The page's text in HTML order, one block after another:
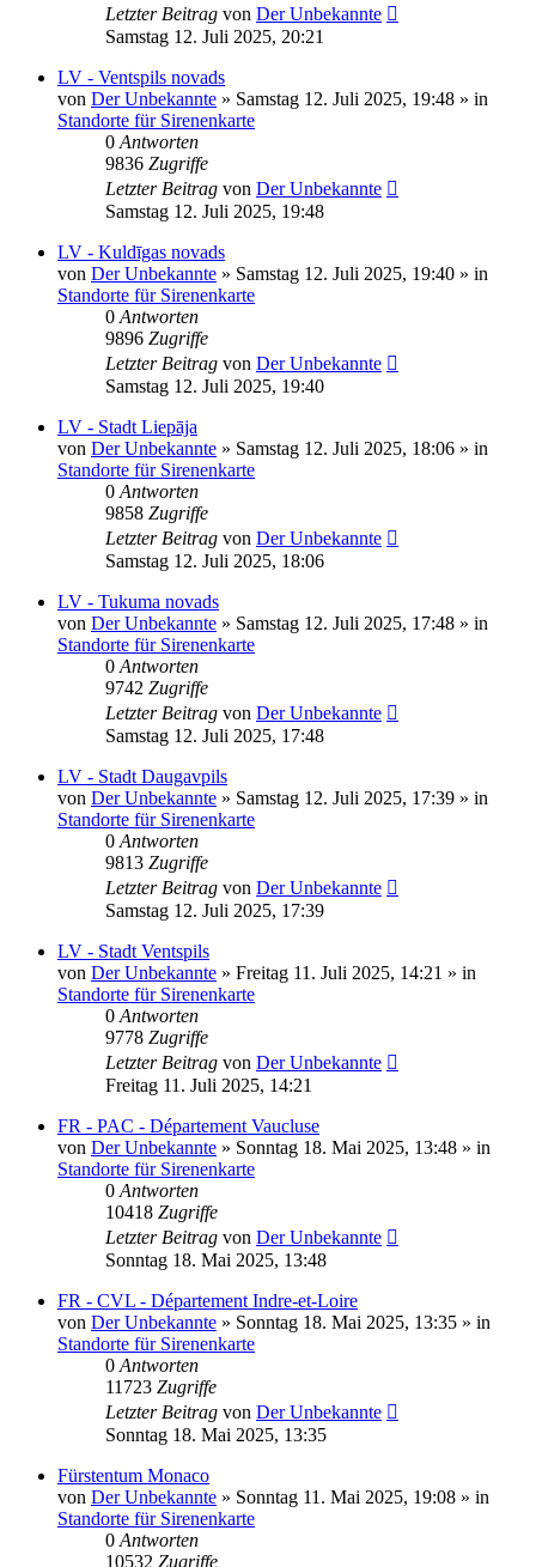
Letzter Beitrag von Der Unbekannte
Samstag 12. Juli 2025, 20:21
LV - Ventspils novads
von Der Unbekannte » Samstag 12. Juli 2025, 19:48 » in
Standorte für Sirenenkarte
0 Antworten
9836 Zugriffe
Letzter Beitrag von Der Unbekannte
Samstag 12. Juli 2025, 19:48
LV - Kuldīgas novads
von Der Unbekannte » Samstag 12. Juli 2025, 19:40 » in
Standorte für Sirenenkarte
0 Antworten
9896 Zugriffe
Letzter Beitrag von Der Unbekannte
Samstag 12. Juli 2025, 19:40
LV - Stadt Liepāja
von Der Unbekannte » Samstag 12. Juli 2025, 18:06 » in
Standorte für Sirenenkarte
0 Antworten
9858 Zugriffe
Letzter Beitrag von Der Unbekannte
Samstag 12. Juli 2025, 18:06
LV - Tukuma novads
von Der Unbekannte » Samstag 12. Juli 2025, 17:48 » in
Standorte für Sirenenkarte
0 Antworten
9742 Zugriffe
Letzter Beitrag von Der Unbekannte
Samstag 12. Juli 2025, 17:48
LV - Stadt Daugavpils
von Der Unbekannte » Samstag 12. Juli 2025, 17:39 » in
Standorte für Sirenenkarte
0 Antworten
9813 Zugriffe
Letzter Beitrag von Der Unbekannte
Samstag 12. Juli 2025, 17:39
LV - Stadt Ventspils
von Der Unbekannte » Freitag 11. Juli 2025, 14:21 » in
Standorte für Sirenenkarte
0 Antworten
9778 Zugriffe
Letzter Beitrag von Der Unbekannte
Freitag 11. Juli 2025, 14:21
FR - PAC - Département Vaucluse
von Der Unbekannte » Sonntag 18. Mai 2025, 13:48 » in
Standorte für Sirenenkarte
0 Antworten
10418 Zugriffe
Letzter Beitrag von Der Unbekannte
Sonntag 18. Mai 2025, 13:48
FR - CVL - Département Indre-et-Loire
von Der Unbekannte » Sonntag 18. Mai 2025, 13:35 » in
Standorte für Sirenenkarte
0 Antworten
11723 Zugriffe
Letzter Beitrag von Der Unbekannte
Sonntag 18. Mai 2025, 13:35
Fürstentum Monaco
von Der Unbekannte » Sonntag 11. Mai 2025, 19:08 » in
Standorte für Sirenenkarte
0 Antworten
10532 Zugriffe